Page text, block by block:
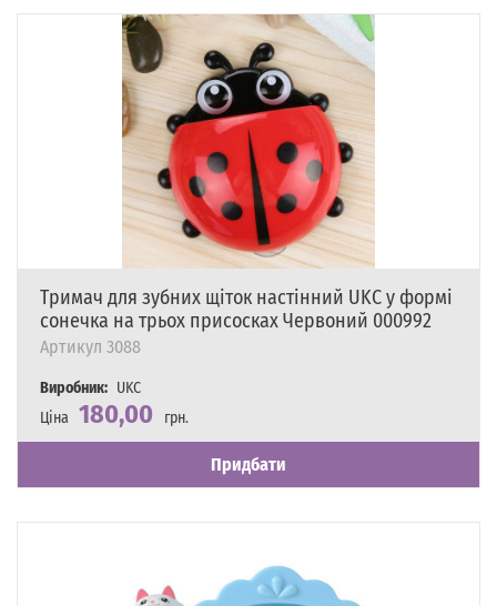
Тримач для зубних щіток настінний UKC у формі
сонечка на трьох присосках Червоний 000992
Артикул 3088
Виробник: UKC
Ціна 180,00
грн.
Наявність
Є в наявності
Придбати